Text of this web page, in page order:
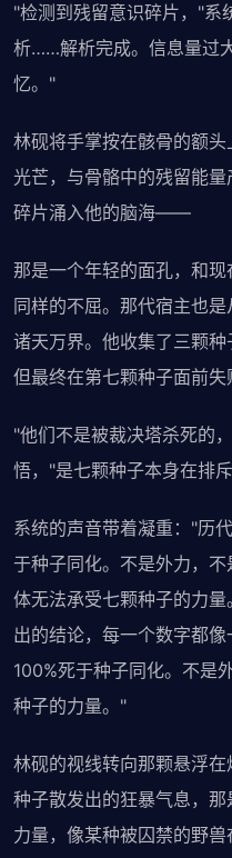
"检测到残留意识碎片，"系
析……解析完成。信息量过
忆。"
林砚将手掌按在骸骨的额
光芒，与骨骼中的残留能
碎片涌入他的脑海——
那是一个年轻的面孔，和
同样的不屈。那代宿主也
诸天万界。他收集了三颗种
但最终在第七颗种子面前失
"他们不是被裁决塔杀死的
悟，"是七颗种子本身在排
系统的声音带着凝重："历
于种子同化。不是外力，
体无法承受七颗种子的力
出的结论，每一个数字都像
100%死于种子同化。不是
种子的力量。"
林砚的视线转向那颗悬浮
种子散发出的狂暴气息，
力量，像某种被囚禁的野